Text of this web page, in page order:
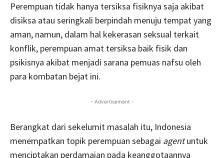
Perempuan tidak hanya tersiksa fisiknya saja akibat
disiksa atau seringkali berpindah menuju tempat yang
aman, namun, dalam hal kekerasan seksual terkait
konflik, perempuan amat tersiksa baik fisik dan
psikisnya akibat menjadi sarana pemuas nafsu oleh
para kombatan bejat ini.
- Advertisement -
Berangkat dari sekelumit masalah itu, Indonesia
menempatkan topik perempuan sebagai agentuntuk
menciptakan perdamaian pada keanggotaannya